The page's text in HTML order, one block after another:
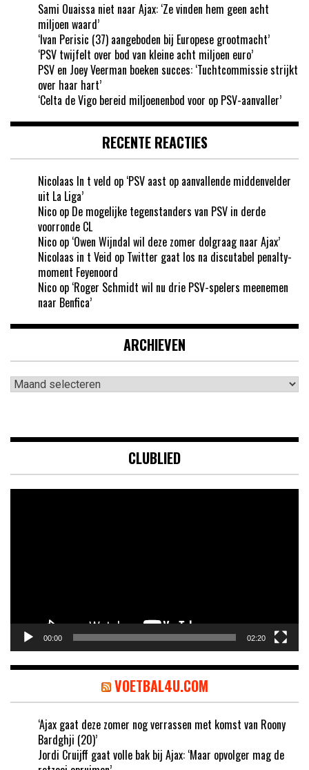
Sami Ouaissa niet naar Ajax: ‘Ze vinden hem geen acht
miljoen waard’
‘Ivan Perisic (37) aangeboden bij Europese grootmacht’
‘PSV twijfelt over bod van kleine acht miljoen euro’
PSV en Joey Veerman boeken succes: ‘Tuchtcommissie strijkt
over haar hart’
‘Celta de Vigo bereid miljoenenbod voor op PSV-aanvaller’
RECENTE REACTIES
Nicolaas In t veld op ‘PSV aast op aanvallende middenvelder
uit La Liga’
Nico op De mogelijke tegenstanders van PSV in derde
voorronde CL
Nico op ‘Owen Wijndal wil deze zomer dolgraag naar Ajax’
Nicolaas in t Veid op Twitter gaat los na discutabel penalty-
moment Feyenoord
Nico op ‘Roger Schmidt wil nu drie PSV-spelers meenemen
naar Benfica’
ARCHIEVEN
Archieven
CLUBLIED
00:00 02:20
VOETBAL4U.COM
‘Ajax gaat deze zomer nog verrassen met komst van Roony
Bardghji (20)’
Jordi Cruijff gaat volle bak bij Ajax: ‘Maar opvolger mag de